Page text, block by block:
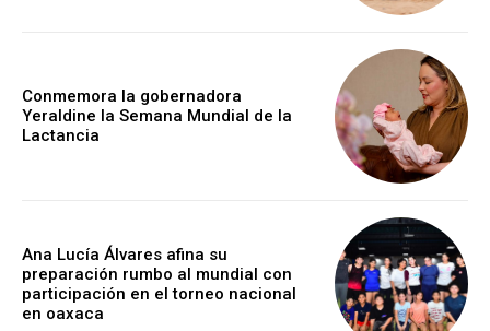
Conmemora la gobernadora
Yeraldine la Semana Mundial de la
Lactancia
Ana Lucía Álvares afina su
preparación rumbo al mundial con
participación en el torneo nacional
en oaxaca